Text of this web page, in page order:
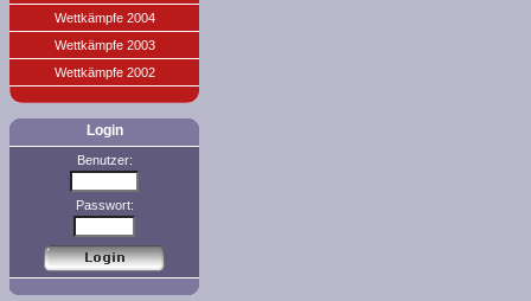
Wettkämpfe 2004
Wettkämpfe 2003
Wettkämpfe 2002
Login
Benutzer:
Passwort: